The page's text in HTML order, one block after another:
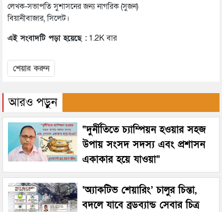
লেখক-সভাপতি সুশাসনের জন্য নাগরিক (সুজন)
বিয়ানীবাজার, সিলেট।
এই সংবাদটি পড়া হয়েছে : 1.2K বার
শেয়ার করুন
আরও পড়ুন
“দুর্নীতিতে চ্যাম্পিয়ন হওয়ার সহজ
উপায় সংসদ সদস্য এবং প্রশাসন
একাকার হয়ে যাওয়া”
‘অ্যাকটিভ শেয়ারিং’ চালুর চিন্তা,
বদলে যাবে ব্রডব্যান্ড সেবার চিত্র